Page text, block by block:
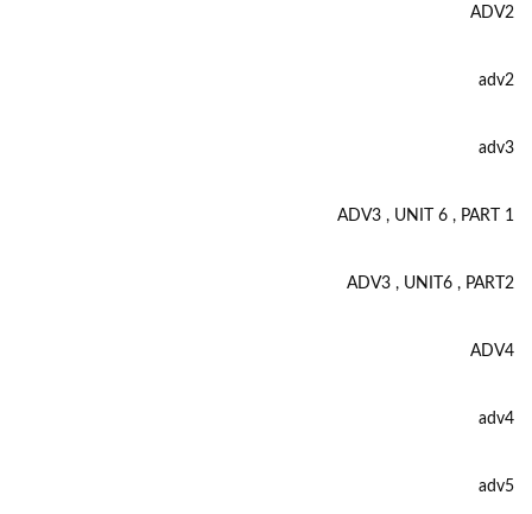
ADV2
adv2
adv3
ADV3 , UNIT 6 , PART 1
ADV3 , UNIT6 , PART2
ADV4
adv4
adv5